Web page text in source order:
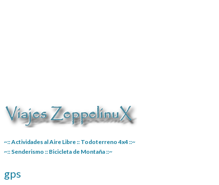
~:: Actividades al Aire Libre :: Todoterreno 4x4 ::~
~:: Senderismo :: Bicicleta de Montaña ::~
gps